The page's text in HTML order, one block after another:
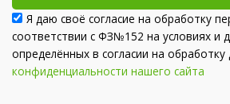
Я даю своё согласие на обработку
соответствии с ФЗ№152 на условиях и
определённых в согласии на
конфиденциальности нашего сайта